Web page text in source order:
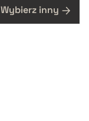
Wybierz inny